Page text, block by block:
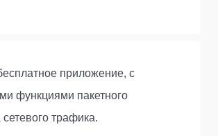
приложение, с
функциями пакетного
трафика.